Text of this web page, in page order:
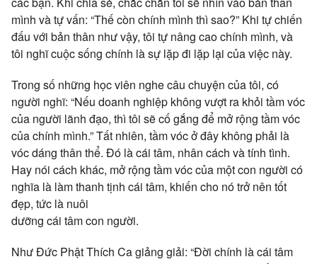
mình và tự vấn: “Thế còn chính mình thì sao?” Khi tự chiến
đấu với bản thân như vậy, tôi tự nâng cao chính mình, và
tôi nghĩ cuộc sống chính là sự lặp đi lặp lại của việc này.
Trong số những học viên nghe câu chuyện của tôi, có
người nghĩ: “Nếu doanh nghiệp không vượt ra khỏi tầm vóc
của người lãnh đạo, thì tôi sẽ cố gắng để mở rộng tầm vóc
của chính mình.” Tất nhiên, tầm vóc ở đây không phải là
vóc dáng thân thể. Đó là cái tâm, nhân cách và tính tình.
Hay nói cách khác, mở rộng tầm vóc của một con người có
nghĩa là làm thanh tịnh cái tâm, khiến cho nó trở nên tốt
đẹp, tức là nuôi
dưỡng cái tâm con người.
Như Đức Phật Thích Ca giảng giải: “Đời chính là cái tâm